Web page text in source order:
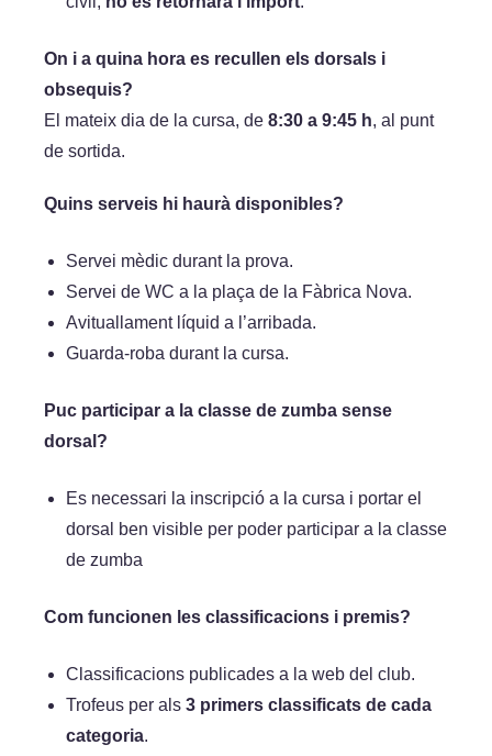
On i a quina hora es recullen els dorsals i
obsequis?
El mateix dia de la cursa, de 8:30 a 9:45 h, al punt
de sortida.
Quins serveis hi haurà disponibles?
Servei mèdic durant la prova.
Servei de WC a la plaça de la Fàbrica Nova.
Avituallament líquid a l’arribada.
Guarda-roba durant la cursa.
Puc participar a la classe de zumba sense
dorsal?
Es necessari la inscripció a la cursa i portar el
dorsal ben visible per poder participar a la classe
de zumba
Com funcionen les classificacions i premis?
Classificacions publicades a la web del club.
Trofeus per als 3 primers classificats de cada
categoria.